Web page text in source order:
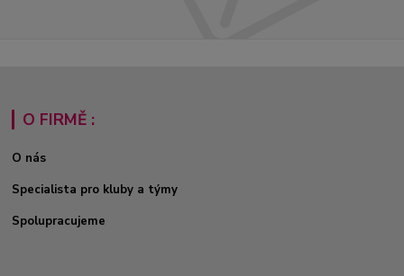
O FIRMĚ :
O nás
Specialista pro kluby a týmy
Spolupracujeme